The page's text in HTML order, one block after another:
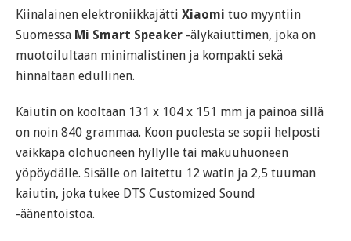
Kiinalainen elektroniikkajätti Xiaomi tuo myyntiin
Suomessa Mi Smart Speaker -älykaiuttimen, joka on
muotoilultaan minimalistinen ja kompakti sekä
hinnaltaan edullinen.
Kaiutin on kooltaan 131 x 104 x 151 mm ja painoa sillä
on noin 840 grammaa. Koon puolesta se sopii helposti
vaikkapa olohuoneen hyllylle tai makuuhuoneen
yöpöydälle. Sisälle on laitettu 12 watin ja 2,5 tuuman
kaiutin, joka tukee DTS Customized Sound
-äänentoistoa.